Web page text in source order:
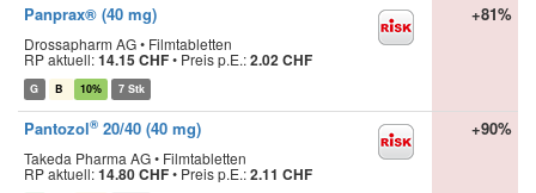
Panprax® (40 mg)
Drossapharm AG • Filmtabletten
RP aktuell:14.15 CHF• Preis p.E.:2.02 CHF
G B 10% 7 Stk
+81%
Pantozol® 20/40 (40 mg)
Takeda Pharma AG • Filmtabletten
RP aktuell:14.80 CHF• Preis p.E.:2.11 CHF
+90%